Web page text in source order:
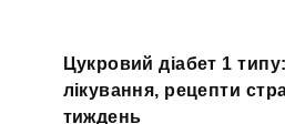
Цукровий діабет 1
лікування, рецепти
тиждень